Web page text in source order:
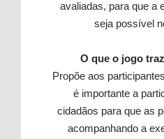
avaliadas, para que a
seja possível
O que o jogo
Propõe aos
é importante a
cidadãos para que as
acompanhando a